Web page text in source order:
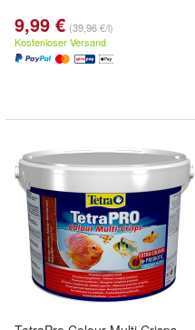
9,99 € (39,96 €/l)
Kostenloser Versand